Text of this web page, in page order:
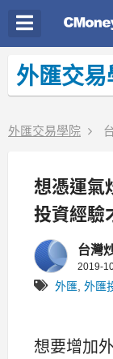
外匯交易
外匯交易學院
想憑運氣
投資經驗
台灣
2019-
外匯 外匯
想要增加